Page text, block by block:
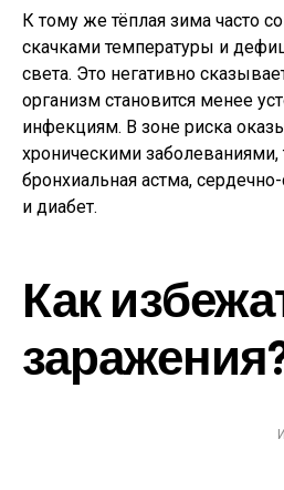
К тому же тёплая зима часто
скачками температуры и
света. Это негативно
организм становится менее
инфекциям. В зоне риска
хроническими заболеваниями,
бронхиальная астма,
и диабет.
Как